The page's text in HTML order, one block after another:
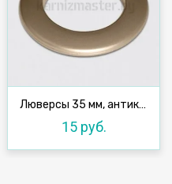
Люверсы 35 мм, антик №37, 10 шт
15 руб.